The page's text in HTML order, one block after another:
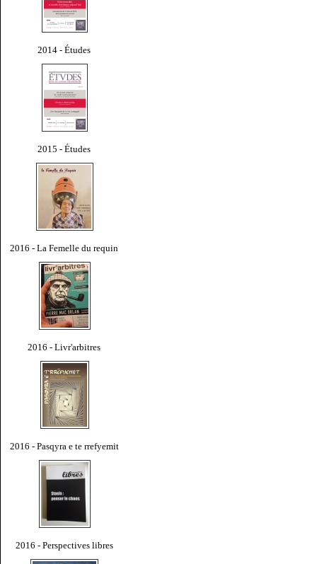
2014 - Études
2015 - Études
2016 - La Femelle du requin
2016 - Livr'arbitres
2016 - Pasqyra e te rrefyemit
2016 - Perspectives libres